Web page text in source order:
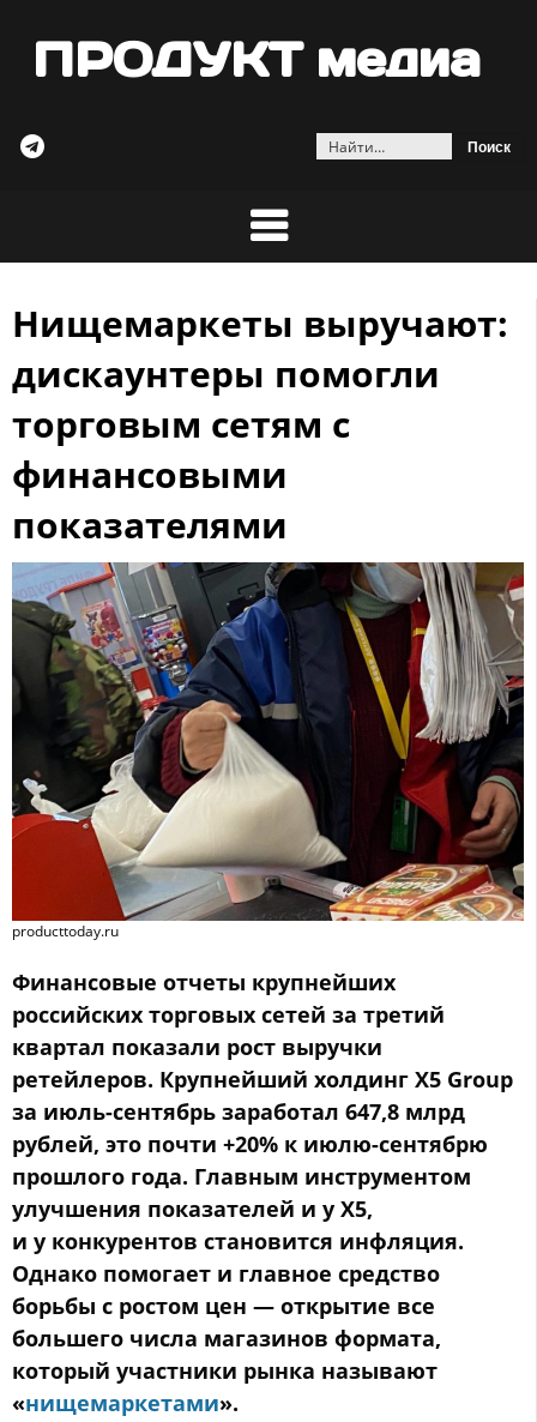
ПРОДУКТ медиа
Найти:
Skip
content
Нищемаркеты выручают:
дискаунтеры помогли
торговым сетям с
финансовыми
показателями
producttoday.ru
Финансовые отчеты крупнейших
российских торговых сетей за третий
квартал показали рост выручки
ретейлеров. Крупнейший холдинг X5 Group
за июль-сентябрь заработал 647,8 млрд
рублей, это почти +20% к июлю-сентябрю
прошлого года. Главным инструментом
улучшения показателей и у Х5,
и у конкурентов становится инфляция.
Однако помогает и главное средство
борьбы с ростом цен — открытие все
большего числа магазинов формата,
который участники рынка называют
«нищемаркетами».